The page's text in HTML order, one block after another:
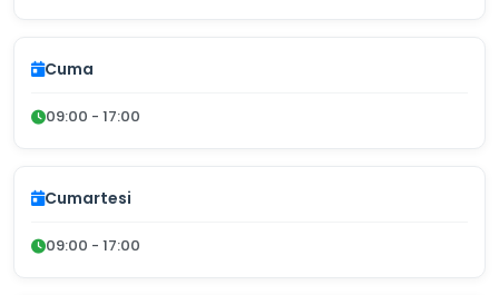
Cuma
09:00 - 17:00
Cumartesi
09:00 - 17:00